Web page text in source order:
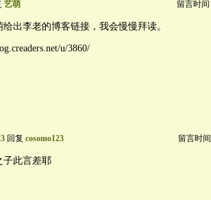
艺萌 留言时间
给出李老的博客链接，我会慢慢拜读。
u/3860/
回复 cosomo123 留言时
子此言差耶